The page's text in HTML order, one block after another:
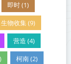
即时 (1)
生物收集 (9)
营造 (4)
柯南 (2)